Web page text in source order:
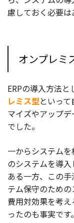
慮しておく必要は
オンプレミ
ERPの導入方法と
レミス型といっ
マイズやアップ
でした。
一からシステム
のシステムを導
ある一方、この
テム保守のための
費用対効果を考
ったのも事実です。